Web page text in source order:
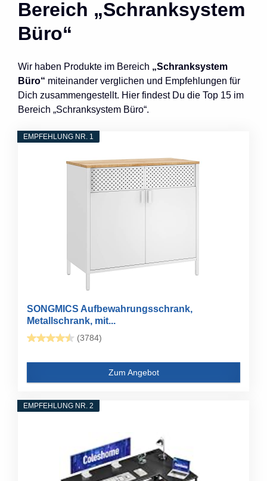
Bereich „Schranksystem
Büro“
Wir haben Produkte im Bereich „Schranksystem
Büro“ miteinander verglichen und Empfehlungen für
Dich zusammengestellt. Hier findest Du die Top 15 im
Bereich „Schranksystem Büro“.
EMPFEHLUNG NR. 1
SONGMICS Aufbewahrungsschrank,
Metallschrank, mit...
(3784)
Zum Angebot
EMPFEHLUNG NR. 2